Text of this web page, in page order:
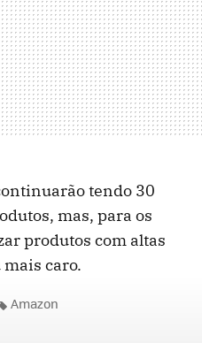
tendo 30
mas, para os
produtos com altas
caro.
Amazon